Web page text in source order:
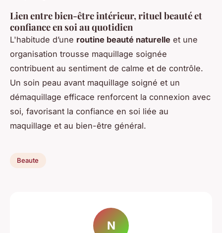
Lien entre bien-être intérieur, rituel beauté et
confiance en soi au quotidien
L'habitude d’une routine beauté naturelle et une
organisation trousse maquillage soignée
contribuent au sentiment de calme et de contrôle.
Un soin peau avant maquillage soigné et un
démaquillage efficace renforcent la connexion avec
soi, favorisant la confiance en soi liée au
maquillage et au bien-être général.
Beaute
N